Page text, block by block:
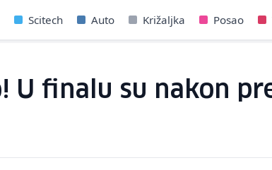
Scitech Auto Križaljka Posao
U finalu su nakon